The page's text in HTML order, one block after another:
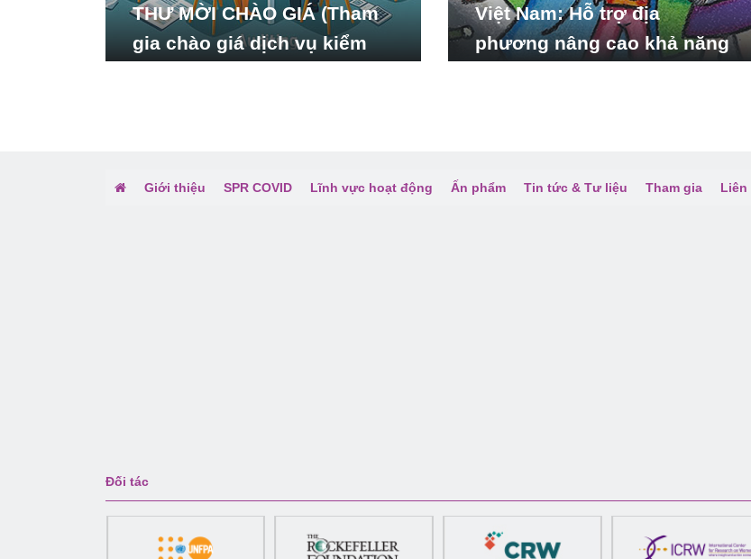
THƯ MỜI CHÀO GIÁ (Tham
gia chào giá dịch vụ kiểm
Việt Nam: Hỗ trợ địa
phương nâng cao khả năng
Giới thiệu SPR COVID Lĩnh vực hoạt động Ấn phẩm Tin tức & Tư liệu Tham gia Liên
Đối tác